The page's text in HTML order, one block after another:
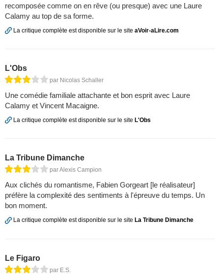
recomposée comme on en rêve (ou presque) avec une Laure
Calamy au top de sa forme.
La critique complète est disponible sur le site aVoir-aLire.com
L'Obs
par Nicolas Schaller
Une comédie familiale attachante et bon esprit avec Laure
Calamy et Vincent Macaigne.
La critique complète est disponible sur le site L'Obs
La Tribune Dimanche
par Alexis Campion
Aux clichés du romantisme, Fabien Gorgeart [le réalisateur]
préfère la complexité des sentiments à l'épreuve du temps. Un
bon moment.
La critique complète est disponible sur le site La Tribune Dimanche
Le Figaro
par E.S.